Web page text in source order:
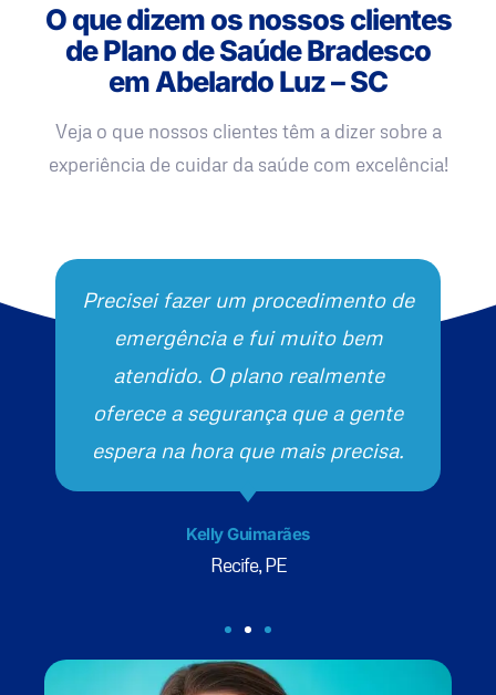
O que dizem os nossos clientes
de Plano de Saúde Bradesco
em Abelardo Luz – SC
Veja o que nossos clientes têm a dizer sobre a
experiência de cuidar da saúde com excelência!
Precisei fazer um procedimento de
emergência e fui muito bem
atendido. O plano realmente
oferece a segurança que a gente
espera na hora que mais precisa.
Kelly Guimarães
Recife, PE